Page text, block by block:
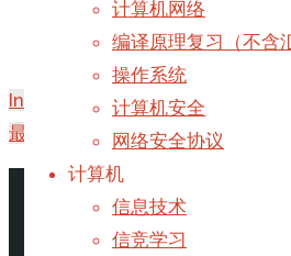
计算机网络
编译原理复习（不含
操作系统
计算机安全
网络安全协议
计算机
信息技术
信竞学习
信息技术
InterestingGame更新日志
最易WordPress完整迁移指南
首页-